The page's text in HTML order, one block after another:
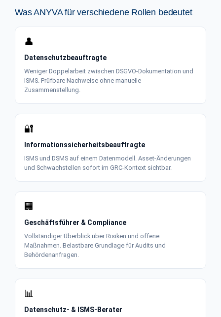
Was ANYVA für verschiedene Rollen bedeutet
👤
Datenschutz­beauftragte
Weniger Doppelarbeit zwischen DSGVO-Dokumentation und
ISMS. Prüfbare Nachweise ohne manuelle
Zusammenstellung.
🔐
Informationssicherheits­beauftragte
ISMS und DSMS auf einem Datenmodell. Asset-Änderungen
und Schwachstellen sofort im GRC-Kontext sichtbar.
🏢
Geschäftsführer & Compliance
Vollständiger Überblick über Risiken und offene
Maßnahmen. Belastbare Grundlage für Audits und
Behördenanfragen.
📊
Datenschutz- & ISMS-Berater